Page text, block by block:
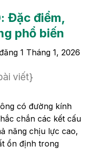
Đặc điểm,
phổ biến
1 Tháng 1, 2026
viết}
có đường kính
chắn các kết cấu
năng chịu lực cao,
ổn định trong